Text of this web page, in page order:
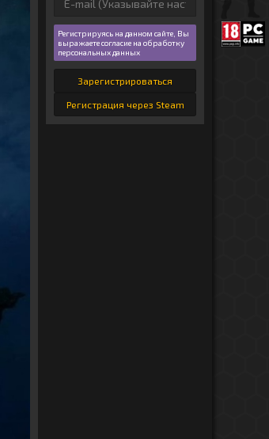
Регистрируясь на данном сайте, Вы
выражаете согласие на обработку
персональных данных
Зарегистрироваться
Регистрация через Steam